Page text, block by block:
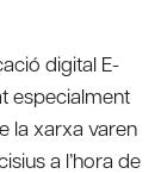
digital E-
especialment
la xarxa varen
a l’hora de